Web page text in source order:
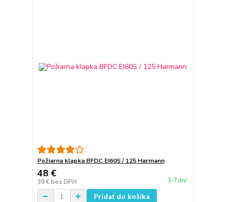
Požiarna klapka BFDC EI60S / 125 Harmann
48 €
39 € bez DPH 3-7 dní
Pridať do košíka